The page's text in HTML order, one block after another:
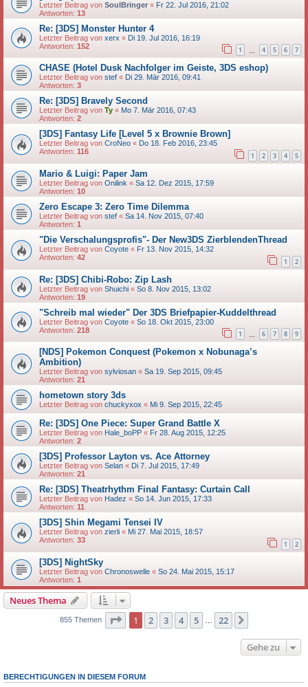
Letzter Beitrag von SoulBringer « Fr 22. Jul 2016, 21:02
Antworten: 13
Re: [3DS] Monster Hunter 4
Letzter Beitrag von xerx « Di 19. Jul 2016, 16:19
Antworten: 152 1 4 5 6 7
CHASE (Hotel Dusk Nachfolger im Geiste, 3DS eshop)
Letzter Beitrag von stef « Di 29. Mär 2016, 09:41
Antworten: 3
Re: [3DS] Bravely Second
Letzter Beitrag von Ty « Mo 7. Mär 2016, 07:43
Antworten: 2
[3DS] Fantasy Life [Level 5 x Brownie Brown]
Letzter Beitrag von CroNeo « Do 18. Feb 2016, 23:45
Antworten: 116 1 2 3 4 5
Mario & Luigi: Paper Jam
Letzter Beitrag von Onilink « Sa 12. Dez 2015, 17:59
Antworten: 10
Zero Escape 3: Zero Time Dilemma
Letzter Beitrag von stef « Sa 14. Nov 2015, 07:40
Antworten: 1
"Die Verschalungsprofis"- Der New3DS ZierblendenThread
Letzter Beitrag von Coyote « Fr 13. Nov 2015, 14:32
Antworten: 42 1 2
Re: [3DS] Chibi-Robo: Zip Lash
Letzter Beitrag von Shuichi « So 8. Nov 2015, 13:02
Antworten: 19
"Schreib mal wieder" Der 3DS Briefpapier-Kuddelthread
Letzter Beitrag von Coyote « So 18. Okt 2015, 23:00
Antworten: 218 1 6 7 8 9
[NDS] Pokemon Conquest (Pokemon x Nobunaga’s
Ambition)
Letzter Beitrag von sylviosan « Sa 19. Sep 2015, 09:45
Antworten: 21
hometown story 3ds
Letzter Beitrag von chuckyxox « Mi 9. Sep 2015, 22:45
Re: [3DS] One Piece: Super Grand Battle X
Letzter Beitrag von Hale_boPP « Fr 28. Aug 2015, 12:25
Antworten: 2
[3DS] Professor Layton vs. Ace Attorney
Letzter Beitrag von Selan « Di 7. Jul 2015, 17:49
Antworten: 21
Re: [3DS] Theatrhythm Final Fantasy: Curtain Call
Letzter Beitrag von Hadez « So 14. Jun 2015, 17:33
Antworten: 11
[3DS] Shin Megami Tensei IV
Letzter Beitrag von zierli « Mi 27. Mai 2015, 18:57
Antworten: 33 1 2
[3DS] NightSky
Letzter Beitrag von Chronoswelle « So 24. Mai 2015, 15:17
Antworten: 1
Neues Thema
855 Themen Seite 1von 22
1 2 3 4 5 22
Gehe zu
BERECHTIGUNGEN IN DIESEM FORUM